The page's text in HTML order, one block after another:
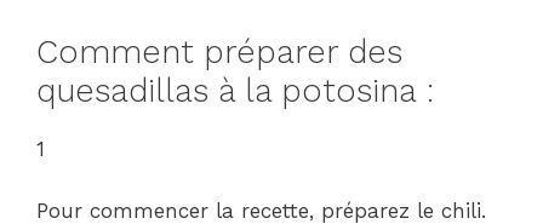
Comment préparer des
quesadillas à la potosina :
1
Pour commencer la recette, préparez le chili.